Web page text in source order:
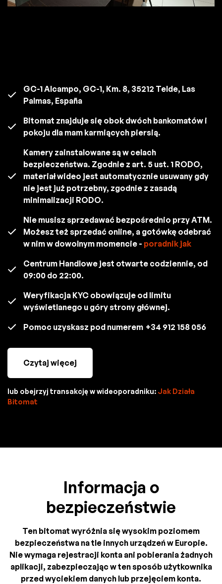
GC-1 Alcampo, GC-1, Km. 8, 35212 Telde, Las
Palmas, España
Bitomat znajduje się obok dwóch bankomatów i
pokoju dla mam karmiących piersią.
Kamery zainstalowane są w celach
bezpieczeństwa. Zgodnie z art. 5 ust. 1 RODO,
materiał wideo jest automatycznie usuwany gdy
nie jest już potrzebny, zgodnie z zasadą
minimalizacji RODO.
Nie musisz sprzedawać bezpośrednio przy ATM.
Możesz też sprzedać online, a gotówkę odebrać
w nim w dowolnym momencie - poradnik jak
Centrum Handlowe jest otwarte codziennie, od
09:00 do 22:00.
Weryfikacja KYC obowiązuje od limitu
wyświetlanego u góry strony głównej.
Pomoc uzyskasz pod numerem +34 912 158 056
Czytaj więcej
lub obejrzyj transakcję w wideoporadniku: Jak Działa
Bitomat
Informacja o
bezpieczeństwie
Ten bitomat wyróżnia się wysokim poziomem
bezpieczeństwa na tle innych urządzeń w Europie.
Nie wymaga rejestracji konta ani pobierania żadnych
aplikacji, zabezpieczając w ten sposób użytkownika
przed wyciekiem danych lub przejęciem konta.